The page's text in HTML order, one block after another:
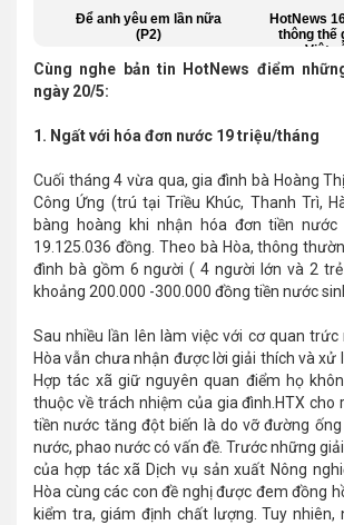
Để anh yêu em lần nữa
(P2)
HotNews
thông thế
sao Việt
Cùng nghe bản tin HotNews điểm
ngày 20/5:
1. Ngất với hóa đơn nước 19 triệu/tháng
Cuối tháng 4 vừa qua, gia đình bà Hoàng
Công Ứng (trú tại Triều Khúc, Thanh Trì,
bàng hoàng khi nhận hóa đơn tiền
19.125.036 đồng. Theo bà Hòa, thông
đình bà gồm 6 người ( 4 người lớn và 2
khoảng 200.000 -300.000 đồng tiền nước
Sau nhiều lần lên làm việc với cơ quan trức
Hòa vẫn chưa nhận được lời giải thích và xử
Hợp tác xã giữ nguyên quan điểm họ
thuộc về trách nhiệm của gia đình.HTX cho
tiền nước tăng đột biến là do vỡ đường
nước, phao nước có vấn đề. Trước những
của hợp tác xã Dịch vụ sản xuất Nông
Hòa cùng các con đề nghị được đem đồng
kiểm tra, giám định chất lượng. Tuy nhiên,